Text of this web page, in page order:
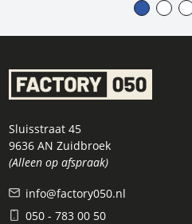
Sluisstraat 45
9636 AN Zuidbroek
(Alleen op afspraak)
info@factory050.nl
050 - 783 00 50